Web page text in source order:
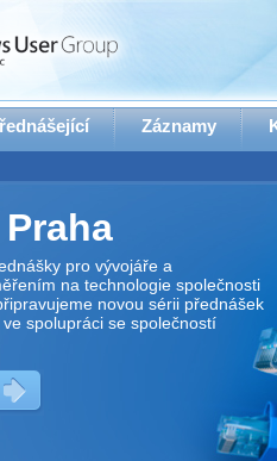
Záznamy
pro vývojáře a
na technologie společnosti
novou sérii přednášek
spolupráci se společností